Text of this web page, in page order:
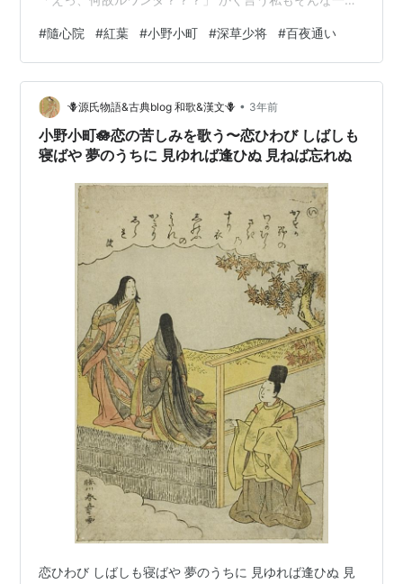
で、組織における指導的地位の30%以上を女性に割り当
てることが定められています。また、1994年春から初夏
に至る100日間に、民族間の激しい争いのために、国民の
10人に1人，少なくとも80万人が命を失ったのです。そ
してそのほとんどが男性だったのです。残された女性
は，世帯主の3分の1を占めるに至り…
#隨心院 #紅葉 #小野小町 #深草少将 #百夜通い
🪻源氏物語&古典blog 和歌&漢文🪻 • 3年前
小野小町🪷恋の苦しみを歌う〜恋ひわび しばしも
寝ばや 夢のうちに 見ゆれば逢ひぬ 見ねば忘れぬ
恋ひわび しばしも寝ばや 夢のうちに 見ゆれば逢ひぬ 見